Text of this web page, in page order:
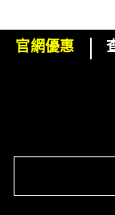
下單即可挑
官網優惠